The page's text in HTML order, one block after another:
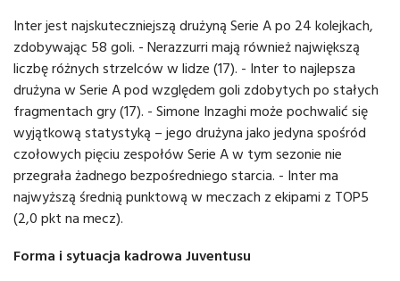
Inter jest najskuteczniejszą drużyną Serie A po 24 kolejkach,
zdobywając 58 goli. - Nerazzurri mają również największą
liczbę różnych strzelców w lidze (17). - Inter to najlepsza
drużyna w Serie A pod względem goli zdobytych po stałych
fragmentach gry (17). - Simone Inzaghi może pochwalić się
wyjątkową statystyką – jego drużyna jako jedyna spośród
czołowych pięciu zespołów Serie A w tym sezonie nie
przegrała żadnego bezpośredniego starcia. - Inter ma
najwyższą średnią punktową w meczach z ekipami z TOP5
(2,0 pkt na mecz).
Forma i sytuacja kadrowa Juventusu